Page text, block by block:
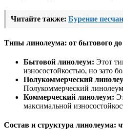
Читайте также: Бурение
Типы линолеума: от бытового
Бытовой линолеум: Этот
износостойкостью, но зато
Полукоммерческий
Полукоммерческий
Коммерческий линолеум:
максимальной
Состав и структура линолеума: